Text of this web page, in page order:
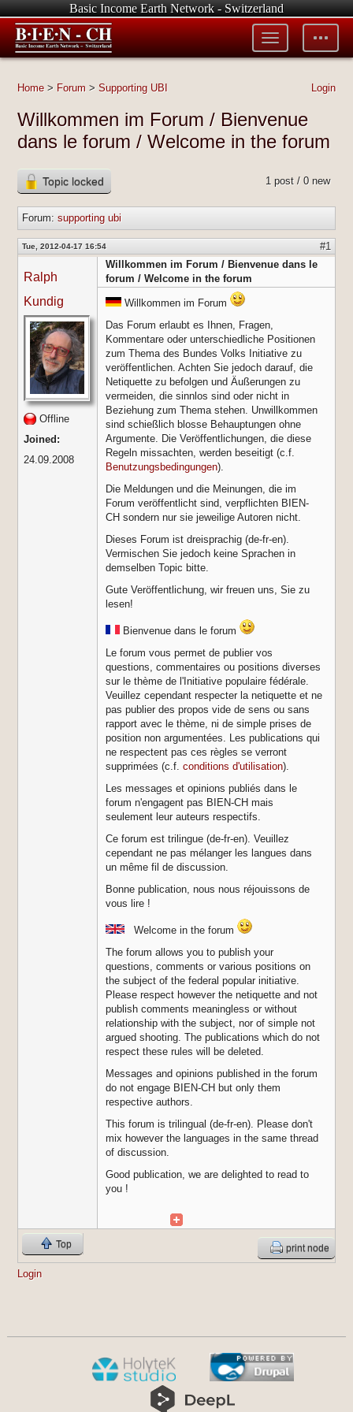
Basic Income Earth Network - Switzerland
Toggle
tools
Toggle
menu
Login
Home> Forum> Supporting UBI
Willkommen im Forum / Bienvenue
dans le forum / Welcome in the forum
1 post / 0 new
Topic locked
Forum: supporting ubi
Tue, 2012-04-17 16:54 #1
Ralph
Kundig
Offline
Joined:
24.09.2008
Willkommen im Forum / Bienvenue dans le
forum / Welcome in the forum
Willkommen im Forum
Das Forum erlaubt es Ihnen, Fragen,
Kommentare oder unterschiedliche Positionen
zum Thema des Bundes Volks Initiative zu
veröffentlichen. Achten Sie jedoch darauf, die
Netiquette zu befolgen und Äußerungen zu
vermeiden, die sinnlos sind oder nicht in
Beziehung zum Thema stehen. Unwillkommen
sind schießlich blosse Behauptungen ohne
Argumente. Die Veröffentlichungen, die diese
Regeln missachten, werden beseitigt (c.f.
Benutzungsbedingungen).
Die Meldungen und die Meinungen, die im
Forum veröffentlicht sind, verpflichten BIEN-
CH sondern nur sie jeweilige Autoren nicht.
Dieses Forum ist dreisprachig (de-fr-en).
Vermischen Sie jedoch keine Sprachen in
demselben Topic bitte.
Gute Veröffentlichung, wir freuen uns, Sie zu
lesen!
Bienvenue dans le forum
Le forum vous permet de publier vos
questions, commentaires ou positions diverses
sur le thème de l'Initiative populaire fédérale.
Veuillez cependant respecter la netiquette et ne
pas publier des propos vide de sens ou sans
rapport avec le thème, ni de simple prises de
position non argumentées. Les publications qui
ne respectent pas ces règles se verront
supprimées (c.f.conditions d'utilisation).
Les messages et opinions publiés dans le
forum n'engagent pas BIEN-CH mais
seulement leur auteurs respectifs.
Ce forum est trilingue (de-fr-en). Veuillez
cependant ne pas mélanger les langues dans
un même fil de discussion.
Bonne publication, nous nous réjouissons de
vous lire !
Welcome in the forum
The forum allows you to publish your
questions, comments or various positions on
the subject of the federal popular initiative.
Please respect however the netiquette and not
publish comments meaningless or without
relationship with the subject, nor of simple not
argued shooting. The publications which do not
respect these rules will be deleted.
Messages and opinions published in the forum
do not engage BIEN-CH but only them
respective authors.
This forum is trilingual (de-fr-en). Please don't
mix however the languages in the same thread
of discussion.
Good publication, we are delighted to read to
you !
Top print node
Login